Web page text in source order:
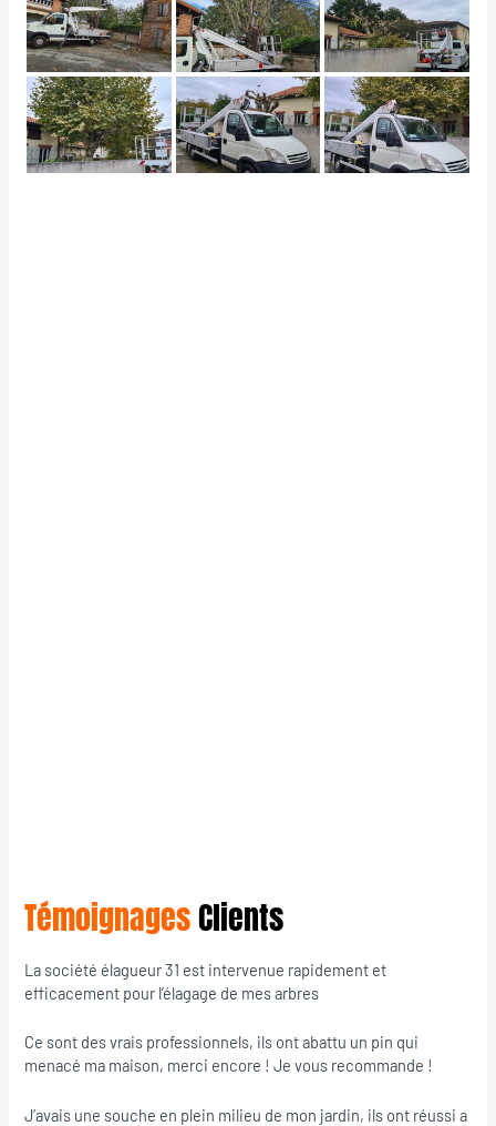
TémoignagesClients
La société élagueur 31 est intervenue rapidement et
efficacement pour l’élagage de mes arbres
Ce sont des vrais professionnels, ils ont abattu un pin qui
menacé ma maison, merci encore ! Je vous recommande !
J’avais une souche en plein milieu de mon jardin, ils ont réussi a